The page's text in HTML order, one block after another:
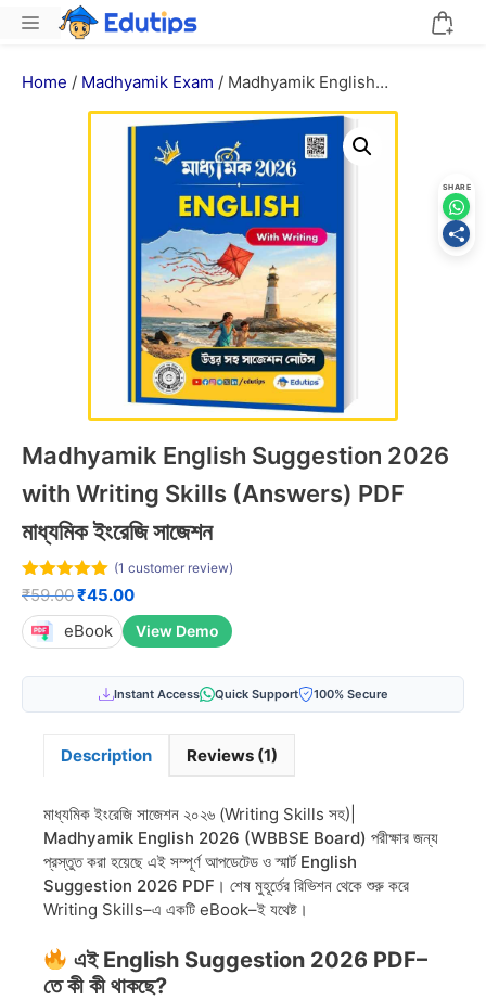
Menu
Home / Madhyamik Exam / Madhyamik English
Suggestion 2026 with Writing Skills (Answers) PDF মাধ্যমিক
Madhyamik English Suggestion 2026
with Writing Skills (Answers) PDF
মাধ্যমিক ইংরেজি সাজেশন
5.00 out of
(1 customer review)
₹59.00Original
price
was:
₹45.00Current
price
is:
eBook View Demo
Instant Access Quick Support 100% Secure
SHARE
Description Reviews (1)
মাধ্যমিক ইংরেজি সাজেশন ২০২৬ (Writing Skills সহ)|
Madhyamik English 2026 (WBBSE Board) পরীক্ষার জন্য
প্রস্তুত করা হয়েছে এই সম্পূর্ণ আপডেটেড ও স্মার্ট English
Suggestion 2026 PDF । শেষ মুহূর্তের রিভিশন থেকে শুরু করে
Writing Skills–এ একটি eBook–ই যথেষ্ট।
এই English Suggestion 2026 PDF–
তে কী কী থাকছে?